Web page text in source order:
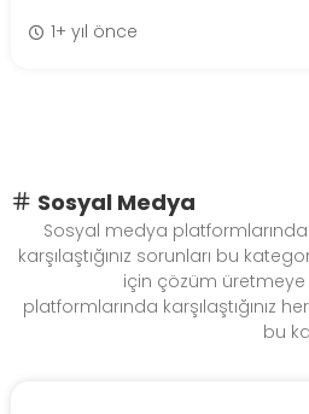
1+ yıl önce
Sosyal Medya
Sosyal medya
karşılaştığınız sorunları bu
için çözüm üretmeye
platformlarında karşılaştığınız
bu